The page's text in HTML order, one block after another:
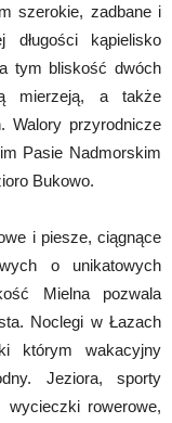
szerokie, zadbane i
kąpielisko
tym bliskość dwóch
mierzeją, a także
Walory przyrodnicze
Pasie Nadmorskim
Bukowo.
i piesze, ciągnące
o unikatowych
Mielna pozwala
Noclegi w Łazach
którym wakacyjny
Jeziora, sporty
wycieczki rowerowe,